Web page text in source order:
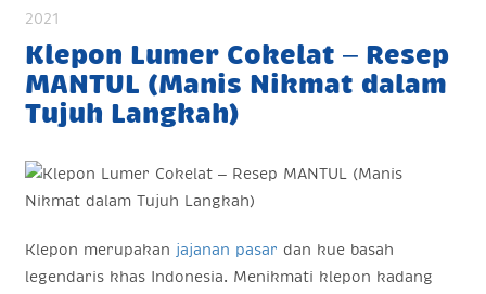
2021
Klepon Lumer Cokelat – Resep
MANTUL (Manis Nikmat dalam
Tujuh Langkah)
Klepon merupakan jajanan pasar dan kue basah
legendaris khas Indonesia. Menikmati klepon kadang